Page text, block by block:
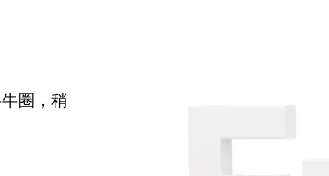
圈，稍